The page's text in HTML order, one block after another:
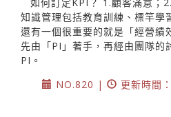
知識管理包括教育訓練、標竿學
還有一個很重要的就是「經營績
先由「PI」著手，再經由團隊的
PI。
NO.820 |
更新時間